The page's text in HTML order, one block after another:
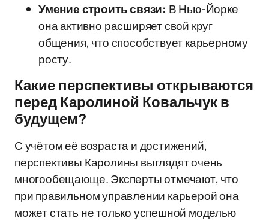
Умение строить связи: В Нью-Йорке
она активно расширяет свой круг
общения, что способствует карьерному
росту.
Какие перспективы открываются
перед Каролиной Ковальчук в
будущем?
С учётом её возраста и достижений,
перспективы Каролины выглядят очень
многообещающе. Эксперты отмечают, что
при правильном управлении карьерой она
может стать не только успешной моделью